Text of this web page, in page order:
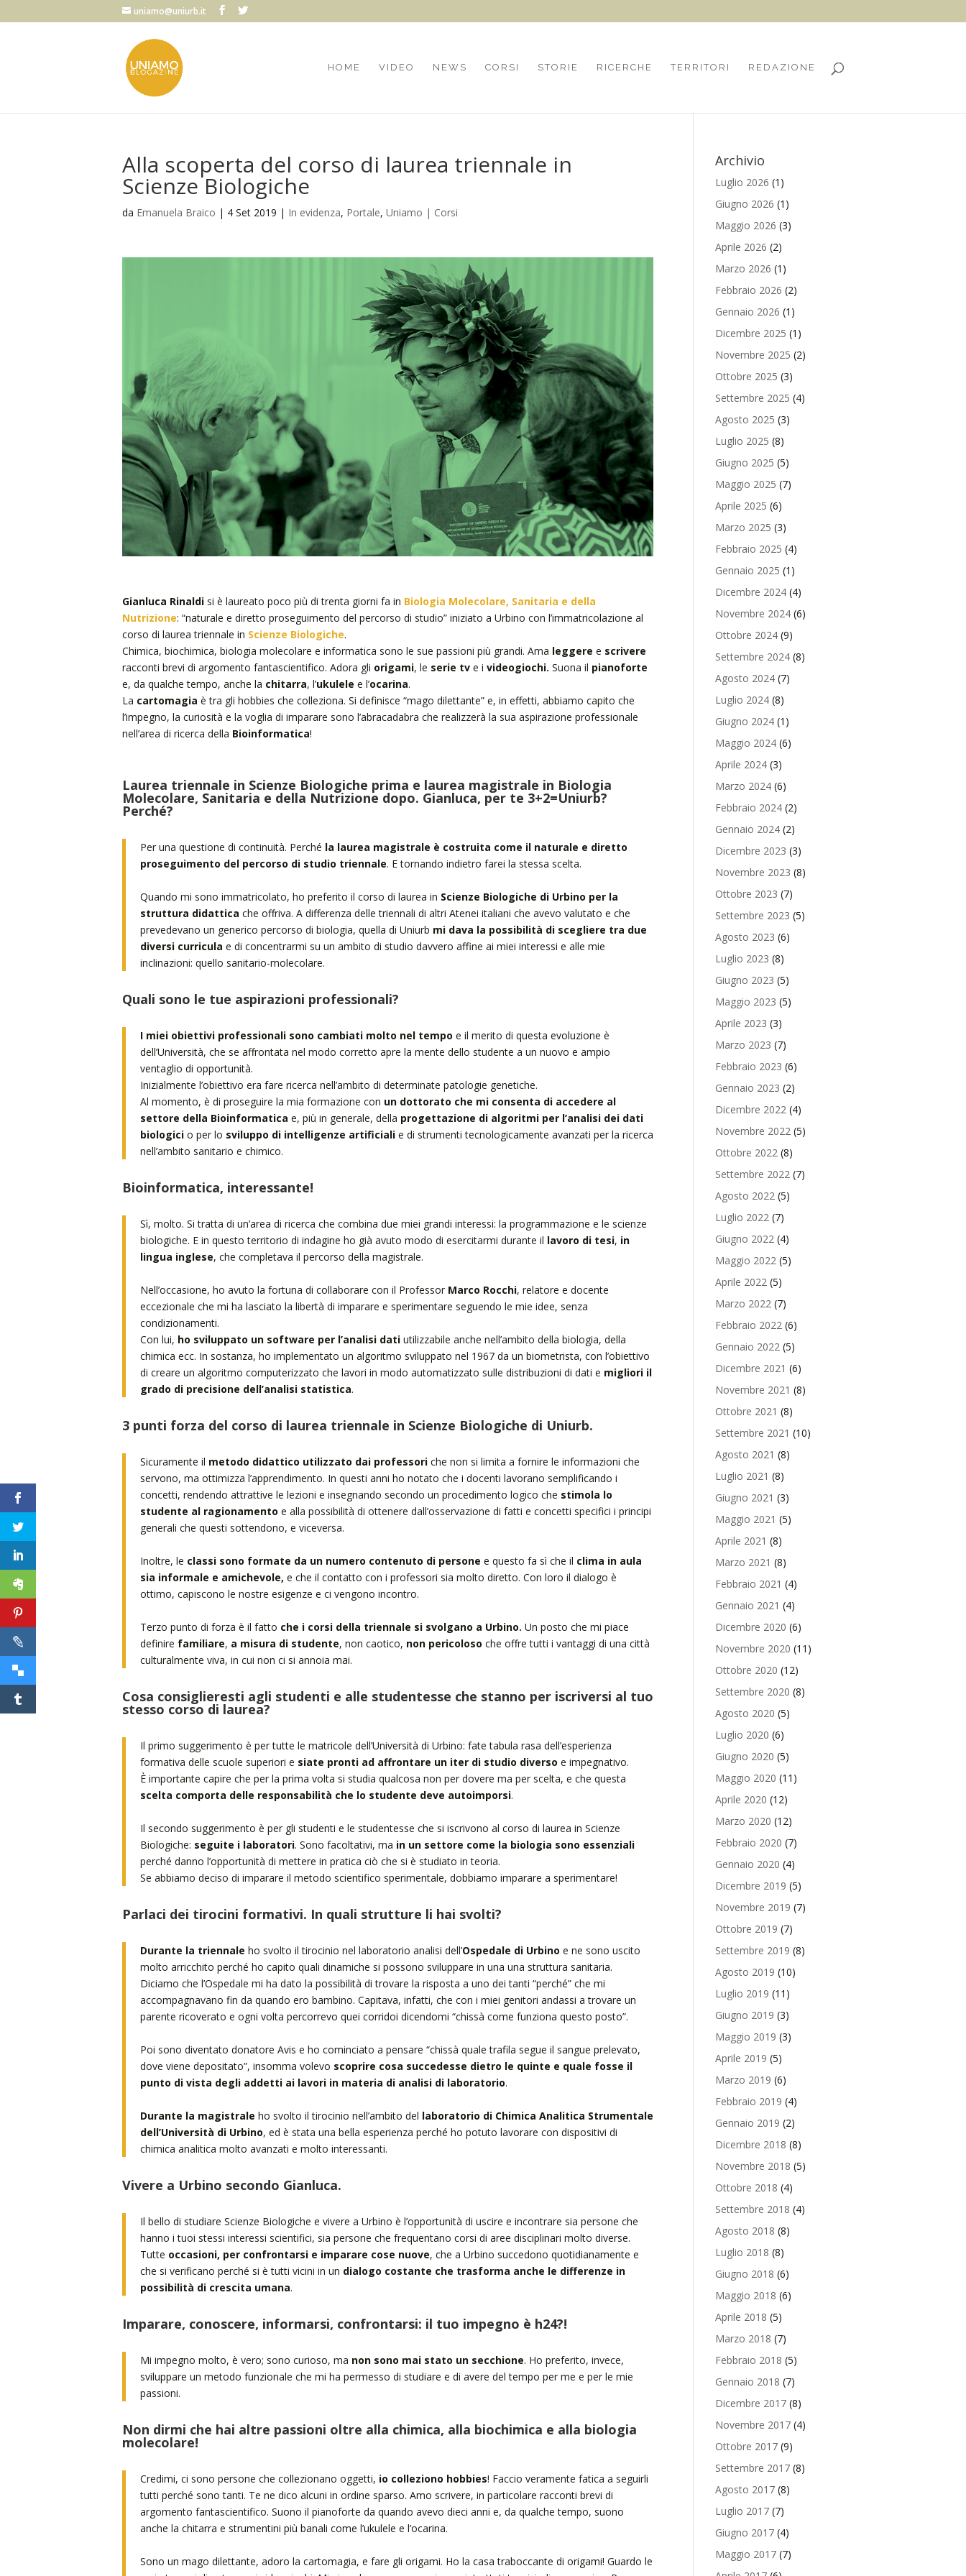
uniamo@uniurb.it
HOME VIDEO NEWS CORSI STORIE RICERCHE TERRITORI REDAZIONE
Alla scoperta del corso di laurea triennale in
Scienze Biologiche
da Emanuela Braico | 4 Set 2019 | In evidenza, Portale, Uniamo | Corsi
Gianluca Rinaldisi è laureato poco più di trenta giorni fa in Biologia Molecolare, Sanitaria e della
Nutrizione: “naturale e diretto proseguimento del percorso di studio” iniziato a Urbino con l’immatricolazione al
corso di laurea triennale in Scienze Biologiche.
Chimica, biochimica, biologia molecolare e informatica sono le sue passioni più grandi. Ama leggere e scrivere
racconti brevi di argomento fantascientifico. Adora gli origami, le serie tve i videogiochi. Suona il pianoforte
e, da qualche tempo, anche la chitarra, l’ukulele e l’ocarina.
La cartomagia è tra gli hobbies che colleziona. Si definisce “mago dilettante” e, in effetti, abbiamo capito che
l’impegno, la curiosità e la voglia di imparare sono l’abracadabra che realizzerà la sua aspirazione professionale
nell’area di ricerca della Bioinformatica!
Laurea triennale in Scienze Biologiche prima e laurea magistrale in Biologia
Molecolare, Sanitaria e della Nutrizione dopo. Gianluca, per te 3+2=Uniurb?
Perché?
Per una questione di continuità. Perché la laurea magistrale è costruita come il naturale e diretto
proseguimento del percorso di studio triennale. E tornando indietro farei la stessa scelta.
Quando mi sono immatricolato, ho preferito il corso di laurea in Scienze Biologiche di Urbino per la
struttura didattica che offriva. A differenza delle triennali di altri Atenei italiani che avevo valutato e che
prevedevano un generico percorso di biologia, quella di Uniurb mi dava la possibilità di scegliere tra due
diversi curricula e di concentrarmi su un ambito di studio davvero affine ai miei interessi e alle mie
inclinazioni: quello sanitario-molecolare.
Quali sono le tue aspirazioni professionali?
I miei obiettivi professionali sono cambiati molto nel tempo e il merito di questa evoluzione è
dell’Università, che se affrontata nel modo corretto apre la mente dello studente a un nuovo e ampio
ventaglio di opportunità.
Inizialmente l’obiettivo era fare ricerca nell’ambito di determinate patologie genetiche.
Al momento, è di proseguire la mia formazione con un dottorato che mi consenta di accedere al
settore della Bioinformatica e, più in generale, della progettazione di algoritmi per l’analisi dei dati
biologicio per lo sviluppo di intelligenze artificialie di strumenti tecnologicamente avanzati per la ricerca
nell’ambito sanitario e chimico.
Bioinformatica, interessante!
Sì, molto. Si tratta di un’area di ricerca che combina due miei grandi interessi: la programmazione e le scienze
biologiche. E in questo territorio di indagine ho già avuto modo di esercitarmi durante il lavoro di tesi, in
lingua inglese, che completava il percorso della magistrale.
Nell’occasione, ho avuto la fortuna di collaborare con il Professor Marco Rocchi, relatore e docente
eccezionale che mi ha lasciato la libertà di imparare e sperimentare seguendo le mie idee, senza
condizionamenti.
Con lui, ho sviluppato un software per l’analisi datiutilizzabile anche nell’ambito della biologia, della
chimica ecc. In sostanza, ho implementato un algoritmo sviluppato nel 1967 da un biometrista, con l’obiettivo
di creare un algoritmo computerizzato che lavori in modo automatizzato sulle distribuzioni di dati e migliori il
grado di precisione dell’analisi statistica.
3 punti forza del corso di laurea triennale in Scienze Biologiche di Uniurb.
Sicuramente il metodo didattico utilizzato dai professoriche non si limita a fornire le informazioni che
servono, ma ottimizza l’apprendimento. In questi anni ho notato che i docenti lavorano semplificando i
concetti, rendendo attrattive le lezioni e insegnando secondo un procedimento logico che stimola lo
studente al ragionamento e alla possibilità di ottenere dall’osservazione di fatti e concetti specifici i principi
generali che questi sottendono, e viceversa.
Inoltre, le classi sono formate da un numero contenuto di persone e questo fa sì che il clima in aula
sia informale e amichevole, e che il contatto con i professori sia molto diretto. Con loro il dialogo è
ottimo, capiscono le nostre esigenze e ci vengono incontro.
Terzo punto di forza è il fatto che i corsi della triennale si svolgano a Urbino. Un posto che mi piace
definire familiare, a misura di studente, non caotico, non pericoloso che offre tutti i vantaggi di una città
culturalmente viva, in cui non ci si annoia mai.
Cosa consiglieresti agli studenti e alle studentesse che stanno per iscriversi al tuo
stesso corso di laurea?
Il primo suggerimento è per tutte le matricole dell’Università di Urbino: fate tabula rasa dell’esperienza
formativa delle scuole superiori e siate pronti ad affrontare un iter di studio diverso e impegnativo.
È importante capire che per la prima volta si studia qualcosa non per dovere ma per scelta, e che questa
scelta comporta delle responsabilità che lo studente deve autoimporsi.
Il secondo suggerimento è per gli studenti e le studentesse che si iscrivono al corso di laurea in Scienze
Biologiche: seguite i laboratori. Sono facoltativi, ma in un settore come la biologia sono essenziali
perché danno l’opportunità di mettere in pratica ciò che si è studiato in teoria.
Se abbiamo deciso di imparare il metodo scientifico sperimentale, dobbiamo imparare a sperimentare!
Parlaci dei tirocini formativi. In quali strutture li hai svolti?
Durante la triennale ho svolto il tirocinio nel laboratorio analisi dell’Ospedale di Urbino e ne sono uscito
molto arricchito perché ho capito quali dinamiche si possono sviluppare in una una struttura sanitaria.
Diciamo che l’Ospedale mi ha dato la possibilità di trovare la risposta a uno dei tanti “perché” che mi
accompagnavano fin da quando ero bambino. Capitava, infatti, che con i miei genitori andassi a trovare un
parente ricoverato e ogni volta percorrevo quei corridoi dicendomi “chissà come funziona questo posto”.
Poi sono diventato donatore Avis e ho cominciato a pensare “chissà quale trafila segue il sangue prelevato,
dove viene depositato”, insomma volevo scoprire cosa succedesse dietro le quinte e quale fosse il
punto di vista degli addetti ai lavori in materia di analisi di laboratorio.
Durante la magistrale ho svolto il tirocinio nell’ambito del laboratorio di Chimica Analitica Strumentale
dell’Università di Urbino, ed è stata una bella esperienza perché ho potuto lavorare con dispositivi di
chimica analitica molto avanzati e molto interessanti.
Vivere a Urbino secondo Gianluca.
Il bello di studiare Scienze Biologiche e vivere a Urbino è l’opportunità di uscire e incontrare sia persone che
hanno i tuoi stessi interessi scientifici, sia persone che frequentano corsi di aree disciplinari molto diverse.
Tutte occasioni, per confrontarsi e imparare cose nuove, che a Urbino succedono quotidianamente e
che si verificano perché si è tutti vicini in un dialogo costante che trasforma anche le differenze in
possibilità di crescita umana.
Imparare, conoscere, informarsi, confrontarsi: il tuo impegno è h24?!
Mi impegno molto, è vero; sono curioso, ma non sono mai stato un secchione. Ho preferito, invece,
sviluppare un metodo funzionale che mi ha permesso di studiare e di avere del tempo per me e per le mie
passioni.
Non dirmi che hai altre passioni oltre alla chimica, alla biochimica e alla biologia
molecolare!
Credimi, ci sono persone che collezionano oggetti, io colleziono hobbies! Faccio veramente fatica a seguirli
tutti perché sono tanti. Te ne dico alcuni in ordine sparso. Amo scrivere, in particolare racconti brevi di
argomento fantascientifico. Suono il pianoforte da quando avevo dieci anni e, da qualche tempo, suono
anche la chitarra e strumentini più banali come l’ukulele e l’ocarina.
Sono un mago dilettante, adoro la cartomagia, e fare gli origami. Ho la casa traboccante di origami! Guardo le
Archivio
Luglio 2026 (1)
Giugno 2026 (1)
Maggio 2026 (3)
Aprile 2026 (2)
Marzo 2026 (1)
Febbraio 2026 (2)
Gennaio 2026 (1)
Dicembre 2025 (1)
Novembre 2025 (2)
Ottobre 2025 (3)
Settembre 2025 (4)
Agosto 2025 (3)
Luglio 2025 (8)
Giugno 2025 (5)
Maggio 2025 (7)
Aprile 2025 (6)
Marzo 2025 (3)
Febbraio 2025 (4)
Gennaio 2025 (1)
Dicembre 2024(4)
Novembre 2024(6)
Ottobre 2024(9)
Settembre 2024(8)
Agosto 2024(7)
Luglio 2024(8)
Giugno 2024(1)
Maggio 2024(6)
Aprile 2024(3)
Marzo 2024(6)
Febbraio 2024(2)
Gennaio 2024(2)
Dicembre 2023 (3)
Novembre 2023 (8)
Ottobre 2023 (7)
Settembre 2023 (5)
Agosto 2023 (6)
Luglio 2023 (8)
Giugno 2023 (5)
Maggio 2023 (5)
Aprile 2023 (3)
Marzo 2023 (7)
Febbraio 2023 (6)
Gennaio 2023 (2)
Dicembre 2022(4)
Novembre 2022(5)
Ottobre 2022(8)
Settembre 2022(7)
Agosto 2022(5)
Luglio 2022(7)
Giugno 2022(4)
Maggio 2022(5)
Aprile 2022(5)
Marzo 2022(7)
Febbraio 2022(6)
Gennaio 2022(5)
Dicembre 2021 (6)
Novembre 2021 (8)
Ottobre 2021 (8)
Settembre 2021 (10)
Agosto 2021 (8)
Luglio 2021 (8)
Giugno 2021 (3)
Maggio 2021 (5)
Aprile 2021 (8)
Marzo 2021 (8)
Febbraio 2021 (4)
Gennaio 2021 (4)
Dicembre 2020 (6)
Novembre 2020 (11)
Ottobre 2020 (12)
Settembre 2020 (8)
Agosto 2020 (5)
Luglio 2020 (6)
Giugno 2020 (5)
Maggio 2020 (11)
Aprile 2020 (12)
Marzo 2020 (12)
Febbraio 2020 (7)
Gennaio 2020 (4)
Dicembre 2019 (5)
Novembre 2019 (7)
Ottobre 2019 (7)
Settembre 2019 (8)
Agosto 2019 (10)
Luglio 2019 (11)
Giugno 2019 (3)
Maggio 2019 (3)
Aprile 2019 (5)
Marzo 2019 (6)
Febbraio 2019 (4)
Gennaio 2019 (2)
Dicembre 2018 (8)
Novembre 2018 (5)
Ottobre 2018 (4)
Settembre 2018 (4)
Agosto 2018 (8)
Luglio 2018 (8)
Giugno 2018 (6)
Maggio 2018 (6)
Aprile 2018 (5)
Marzo 2018 (7)
Febbraio 2018 (5)
Gennaio 2018 (7)
Dicembre 2017(8)
Novembre 2017(4)
Ottobre 2017(9)
Settembre 2017(8)
Agosto 2017(8)
Luglio 2017(7)
Giugno 2017(4)
Maggio 2017(7)